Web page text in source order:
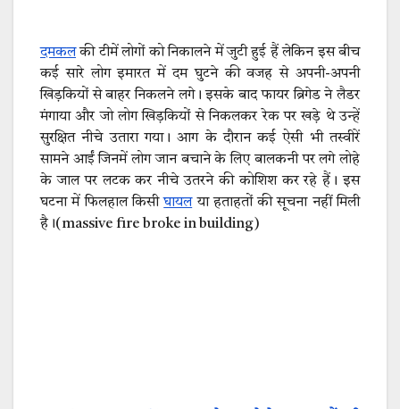
दमकलकी टीमें लोगों को निकालने में जुटी हुई हैं लेकिन इस बीच
कई सारे लोग इमारत में दम घुटने की वजह से अपनी-अपनी
खिड़कियों से बाहर निकलने लगे। इसके बाद फायर ब्रिगेड ने लैडर
मंगाया और जो लोग खिड़कियों से निकलकर रेक पर खड़े थे उन्हें
सुरक्षित नीचे उतारा गया। आग के दौरान कई ऐसी भी तस्वीरें
सामने आईं जिनमें लोग जान बचाने के लिए बालकनी पर लगे लोहे
के जाल पर लटक कर नीचे उतरने की कोशिश कर रहे हैं। इस
घटना में फिलहाल किसीघायलया हताहतों की सूचना नहीं मिली
है।(massive fire broke in building)